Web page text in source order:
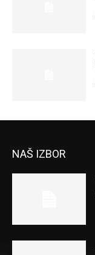
NAŠ IZBOR